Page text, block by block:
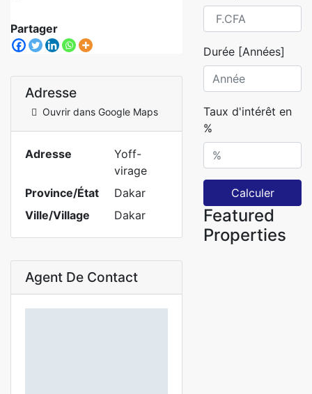
Partager
Adresse
Ouvrir dans Google Maps
Adresse
Yoff-
virage
Province/État
Dakar
Ville/Village
Dakar
Agent De Contact
Durée [Années]
Taux d'intérêt en
%
Calculer
Featured
Properties